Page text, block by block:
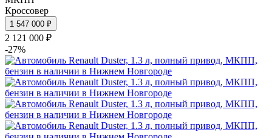
Кроссовер
1 547 000 ₽
2 121 000 ₽
-27%